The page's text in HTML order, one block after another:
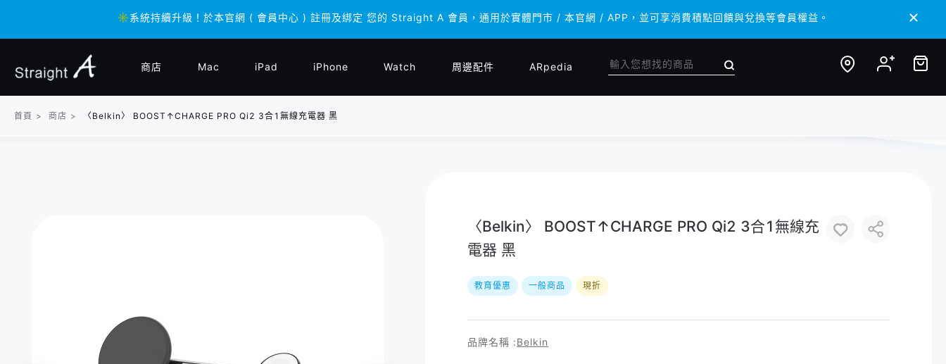
✳️系統持續升級！於本官網 ( 會員中心 ) 註冊及綁定 您的 Straight A 會員，通用於實體門市 / 本官網 / APP，並可享消費積點回饋與兌換等會員權益。
✳️系統持續升級！於本官網 ( 會員中心 ) 註冊及綁定 您的 Straight A 會員，通用於實體門市 / 本官網 / APP，並可享消費積點回饋與兌換等會員權益。
商店 Mac iPad iPhone Watch 周邊配件 ARpedia
首頁 > 商店 > 〈Belkin〉 BOOST↑CHARGE PRO Qi2 3合1無線充電器 黑
〈Belkin〉 BOOST↑CHARGE PRO Qi2 3合1無線充
電器 黑
教育優惠 一般商品 現折
品牌名稱 :Belkin